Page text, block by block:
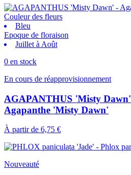
Couleur des fleurs
Bleu
Epoque de floraison
Juillet à Août
0 en stock
En cours de réapprovisionnement
AGAPANTHUS 'Misty Dawn'
Agapanthe 'Misty Dawn'
À partir de 6,75 €
Nouveauté